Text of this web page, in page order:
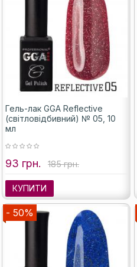
Гель-лак GGA Reflective
(світловідбивний) № 05, 10
мл
93 грн. 185 грн.
КУПИТИ
- 50%